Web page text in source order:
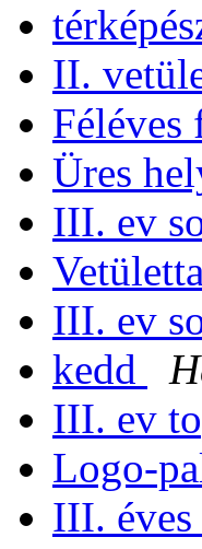
II.
Féléves
Üres
III. ev
III. ev
kedd
III. ev
Logo-
III.